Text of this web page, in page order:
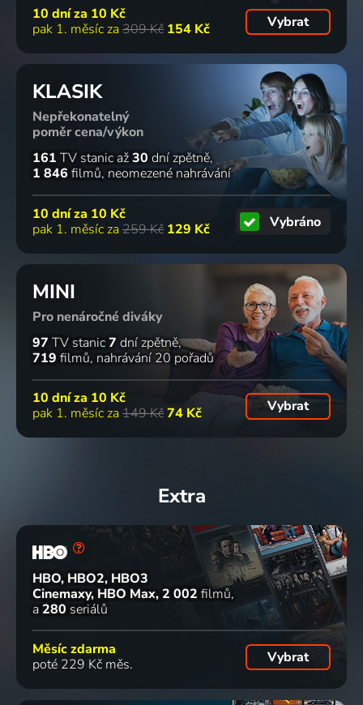
10 dní za 10 Kč
pak 1. měsíc za 309 Kč 154 Kč Vybrat
KLASIK
Nepřekonatelný
poměr cena/výkon
161 TV stanic až30 dní zpětně
1 846 filmů neomezené nahrávání
10 dní za 10 Kč
pak 1. měsíc za 259 Kč 129 Kč Vybráno
MINI
Pro nenáročné diváky
97 TV stanic7 dní zpětně
719 filmů nahrávání 20 pořadů
10 dní za 10 Kč
pak 1. měsíc za 149 Kč74 Kč Vybrat
Extra
HBO, HBO2, HBO3
Cinemaxy, HBO Max 2 002 filmů
a 280 seriálů
Měsíc zdarma
poté 229 Kč měs.
Vybrat